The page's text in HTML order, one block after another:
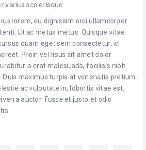
varius scelerisque.
lorem, eu dignissim orci ullamcorper
Ut ac metus metus. Quisque vitae
quam eget sem consectetur, id
Proin vel risus sit amet dolor
a erat malesuada, facilisis nibh
Duis maximus turpis at venenatis pretium.
ac vulputate in, lobortis vitae est.
auctor. Fusce et justo et odio